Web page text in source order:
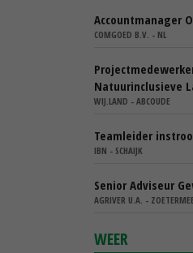
Accountmanager
COMGOED B.V. - NL
Natuurinclusieve
WIJ.LAND - ABCOUDE
Teamleider
IBN - SCHAIJK
Senior Adviseur
AGRIVER U.A. -
WEER